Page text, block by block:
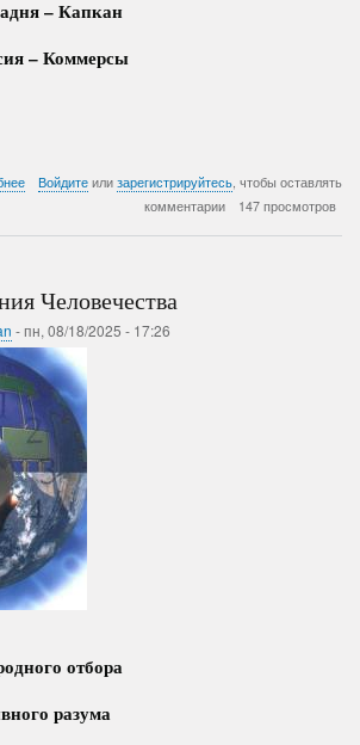
– Капкан
– Коммерсы
ПВ
Войдите или зарегистрируйтесь , чтобы оставлять
комментарии
147 просмотров
Человечества
-пн, 08/18/2025 - 17:26
отбора
разума